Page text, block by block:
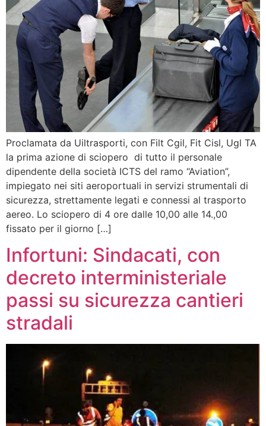
Proclamata da Uiltrasporti, con Filt Cgil, Fit Cisl, Ugl TA
la prima azione di sciopero di tutto il personale
dipendente della società ICTS del ramo “Aviation”,
impiegato nei siti aeroportuali in servizi strumentali di
sicurezza, strettamente legati e connessi al trasporto
aereo. Lo sciopero di 4 ore dalle 10,00 alle 14.,00
fissato per il giorno […]
Infortuni: Sindacati, con
decreto interministeriale
passi su sicurezza cantieri
stradali